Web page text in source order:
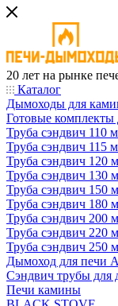
20 лет на рынке
Каталог
Дымоходы для
Готовые комплекты
Труба сэндвич 110
Труба сэндвич 115
Труба сэндвич 120
Труба сэндвич 130
Труба сэндвич 150
Труба сэндвич 180
Труба сэндвич 200
Труба сэндвич 220
Труба сэндвич 250
Дымоход для печи
Сэндвич трубы для
Печи камины